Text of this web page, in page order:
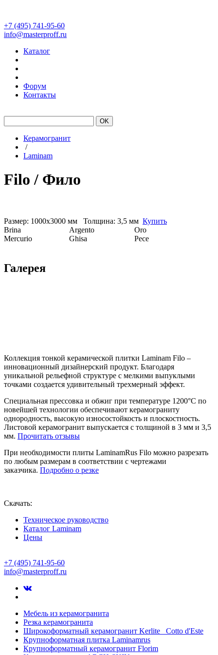
+7 (495) 741-95-60
info@masterproff.ru
Каталог
Форум
Контакты
Керамогранит
/
Laminam
Filo / Фило
Размер: 1000х3000 мм Толщина: 3,5 мм Купить
Brina
Argento
Oro
Mercurio
Ghisa Pece
Галерея
Коллекция тонкой керамической плитки Laminam Filo –
инновационный дизайнерский продукт. Благодаря
уникальной рельефной структуре с мелкими выпуклыми
точками создается удивительный трехмерный эффект.
Специальная прессовка и обжиг при температуре 1200°C по
новейшей технологии обеспечивают керамограниту
однородность, высокую износостойкость и плоскостность.
Листовой керамогранит выпускается с толщиной в 3 мм и 3,5
мм. Прочитать отзывы
При необходимости плиты LaminamRus Filo можно разрезать
по любым размерам в соответствии с чертежами
заказчика. Подробно о резке
Скачать:
Техническое руководство
Каталог Laminam
Цены
+7 (495) 741-95-60
info@masterproff.ru
Мебель из керамогранита
Резка керамогранита
Широкоформатный керамогранит Kerlite Cotto d'Este
Крупноформатная плитка Laminamrus
Крупноформатный керамогранит Florim